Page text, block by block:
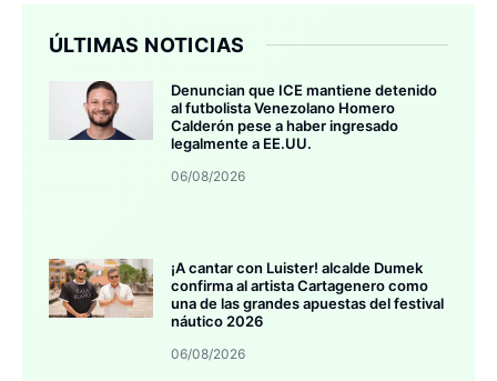
ÚLTIMAS NOTICIAS
Denuncian que ICE mantiene detenido
al futbolista Venezolano Homero
Calderón pese a haber ingresado
legalmente a EE.UU.
06/08/2026
¡A cantar con Luister! alcalde Dumek
confirma al artista Cartagenero como
una de las grandes apuestas del festival
náutico 2026
06/08/2026